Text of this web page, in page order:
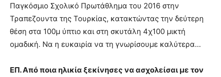
Παγκόσμιο Σχολικό Πρωτάθλημα του 2016 στην
Τραπεζουντα της Τουρκίας, κατακτώντας την δεύτερη
θέση στα 100μ ύπτιο και στη σκυτάλη 4χ100 μικτή
ομαδική. Να η ευκαιρία να τη γνωρίσουμε καλύτερα…
ΕΠ. Από ποια ηλικία ξεκίνησες να ασχολείσαι με τον